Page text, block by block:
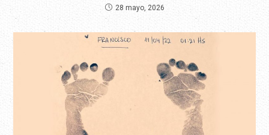
28 mayo, 2026